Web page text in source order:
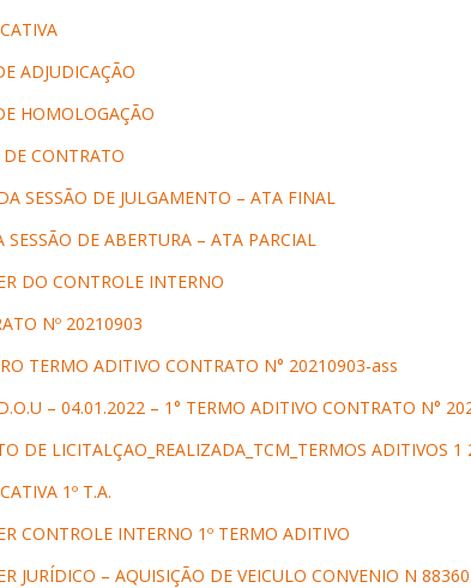
ADJUDICAÇÃO
HOMOLOGAÇÃO
DE CONTRATO
SESSÃO DE JULGAMENTO – ATA FINAL
SESSÃO DE ABERTURA – ATA PARCIAL
DO CONTROLE INTERNO
Nº 20210903
TERMO ADITIVO CONTRATO N° 20210903-ass
– 04.01.2022 – 1° TERMO ADITIVO CONTRATO N°
DE LICITALÇAO_REALIZADA_TCM_TERMOS ADITIVOS 1
1º T.A.
CONTROLE INTERNO 1º TERMO ADITIVO
JURÍDICO – AQUISIÇÃO DE VEICULO CONVENIO N